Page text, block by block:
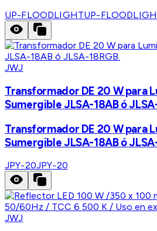
UP-FLOODLIGHTUP-
JWJ
Transformador DE 20 W para
Sumergible JLSA-18AB ó
Transformador DE 20 W para
Sumergible JLSA-18AB ó
JPY-20JPY-20
JWJ